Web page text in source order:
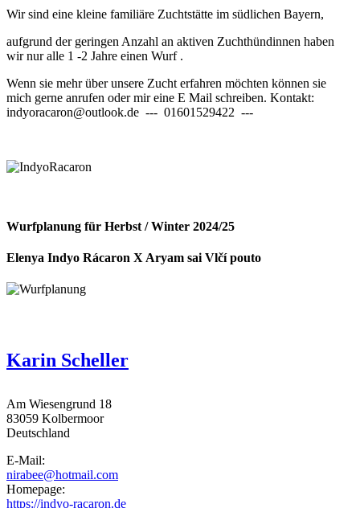
Wir sind eine kleine familiäre Zuchtstätte im südlichen Bayern,
aufgrund der geringen Anzahl an aktiven Zuchthündinnen haben
wir nur alle 1 -2 Jahre einen Wurf .
Wenn sie mehr über unsere Zucht erfahren möchten können sie
mich gerne anrufen oder mir eine E Mail schreiben. Kontakt:
indyoracaron@outlook.de --- 01601529422 ---
Wurfplanung für Herbst / Winter 2024/25
Elenya Indyo Rácaron X Aryam sai Vlčí pouto
Karin Scheller
Am Wiesengrund 18
83059 Kolbermoor
Deutschland
E-Mail:
nirabee@hotmail.com
Homepage:
https://indyo-racaron.de